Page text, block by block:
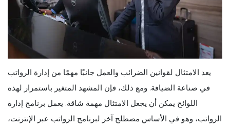
يعد الامتثال لقوانين الضرائب والعمل جانبًا مهمًا من إدارة الرواتب
في صناعة الضيافة. ومع ذلك، فإن المشهد المتغير باستمرار لهذه
اللوائح يمكن أن يجعل الامتثال مهمة شاقة. يعمل برنامج إدارة
الرواتب، وهو في الأساس مصطلح آخر لبرنامج الرواتب عبر الإنترنت،